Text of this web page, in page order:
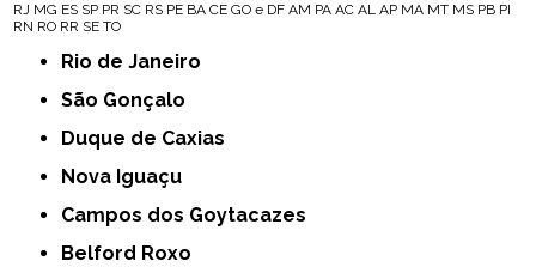
RJ MG ES SP PR SC RS PE BA CE GO e DF AM PA AC AL AP MA MT MS PB PI
RN RO RR SE TO
Rio de Janeiro
São Gonçalo
Duque de Caxias
Nova Iguaçu
Campos dos Goytacazes
Belford Roxo